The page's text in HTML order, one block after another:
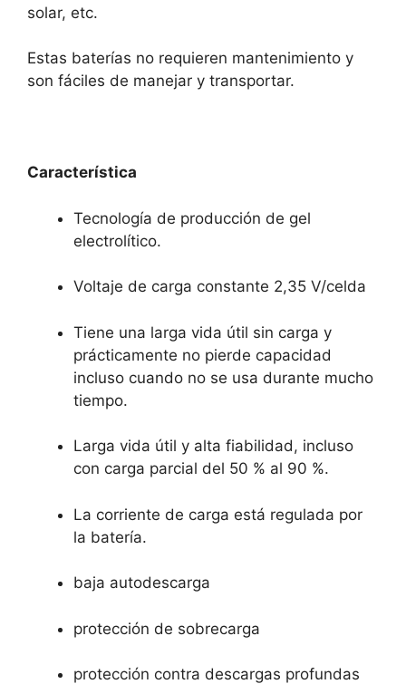
solar, etc.
Estas baterías no requieren mantenimiento y
son fáciles de manejar y transportar.
Característica
Tecnología de producción de gel
electrolítico.
Voltaje de carga constante 2,35 V/celda
Tiene una larga vida útil sin carga y
prácticamente no pierde capacidad
incluso cuando no se usa durante mucho
tiempo.
Larga vida útil y alta fiabilidad, incluso
con carga parcial del 50 % al 90 %.
La corriente de carga está regulada por
la batería.
baja autodescarga
protección de sobrecarga
protección contra descargas profundas